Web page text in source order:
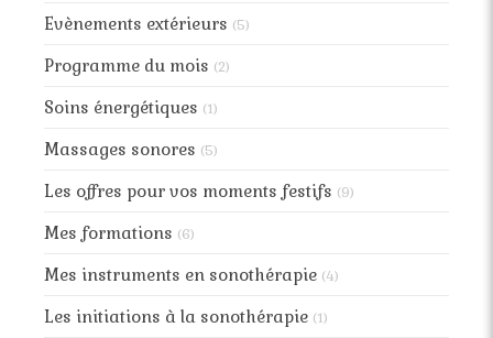
Evènements extérieurs (5)
Programme du mois (2)
Soins énergétiques (1)
Massages sonores (5)
Les offres pour vos moments festifs (9)
Mes formations (6)
Mes instruments en sonothérapie (4)
Les initiations à la sonothérapie (1)